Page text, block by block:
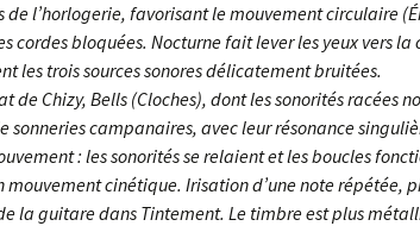
Impressions d’Egypte
ElecTrio
De Natura
A Tribute to Rock ‘n’ Roll
Musique et Pouvoir /
Concert-conférence
Twine
Deux puissance trois
de l’horlogerie, favorisant le mouvement circulaire
cordes bloquées. Nocturne fait lever les yeux vers
les trois sources sonores délicatement bruitées.
de Chizy, Bells (Cloches), dont les sonorités racées
sonneries campanaires, avec leur résonance
: les sonorités se relaient et les boucles
mouvement cinétique. Irisation d’une note répétée,
la guitare dans Tintement. Le timbre est plus